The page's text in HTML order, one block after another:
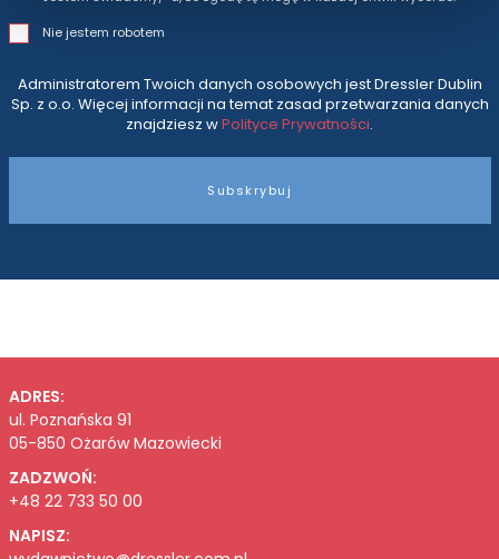
Nie jestem robotem
Administratorem Twoich danych osobowych jest Dressler Dublin
Sp. z o.o. Więcej informacji na temat zasad przetwarzania danych
znajdziesz wPolityce Prywatności.
Subskrybuj
ADRES:
ul. Poznańska 91
05-850 Ożarów Mazowiecki
ZADZWOŃ:
+48 22 733 50 00
NAPISZ: